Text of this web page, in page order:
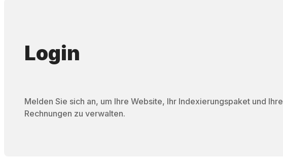
Login
Melden Sie sich an, um Ihre Website, Ihr Indexierungspaket und Ihre
Rechnungen zu verwalten.